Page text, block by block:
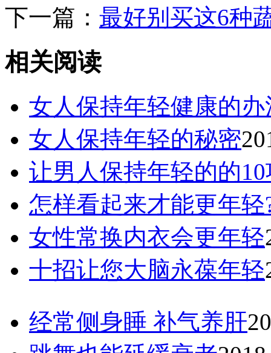
下一篇： 最好别买这6种
相关阅读
女人保持年轻健康的办
女人保持年轻的秘密
让男人保持年轻的的10
怎样看起来才能更年轻
女性常换内衣会更年轻
十招让您大脑永葆年轻
经常侧身睡 补气养肝